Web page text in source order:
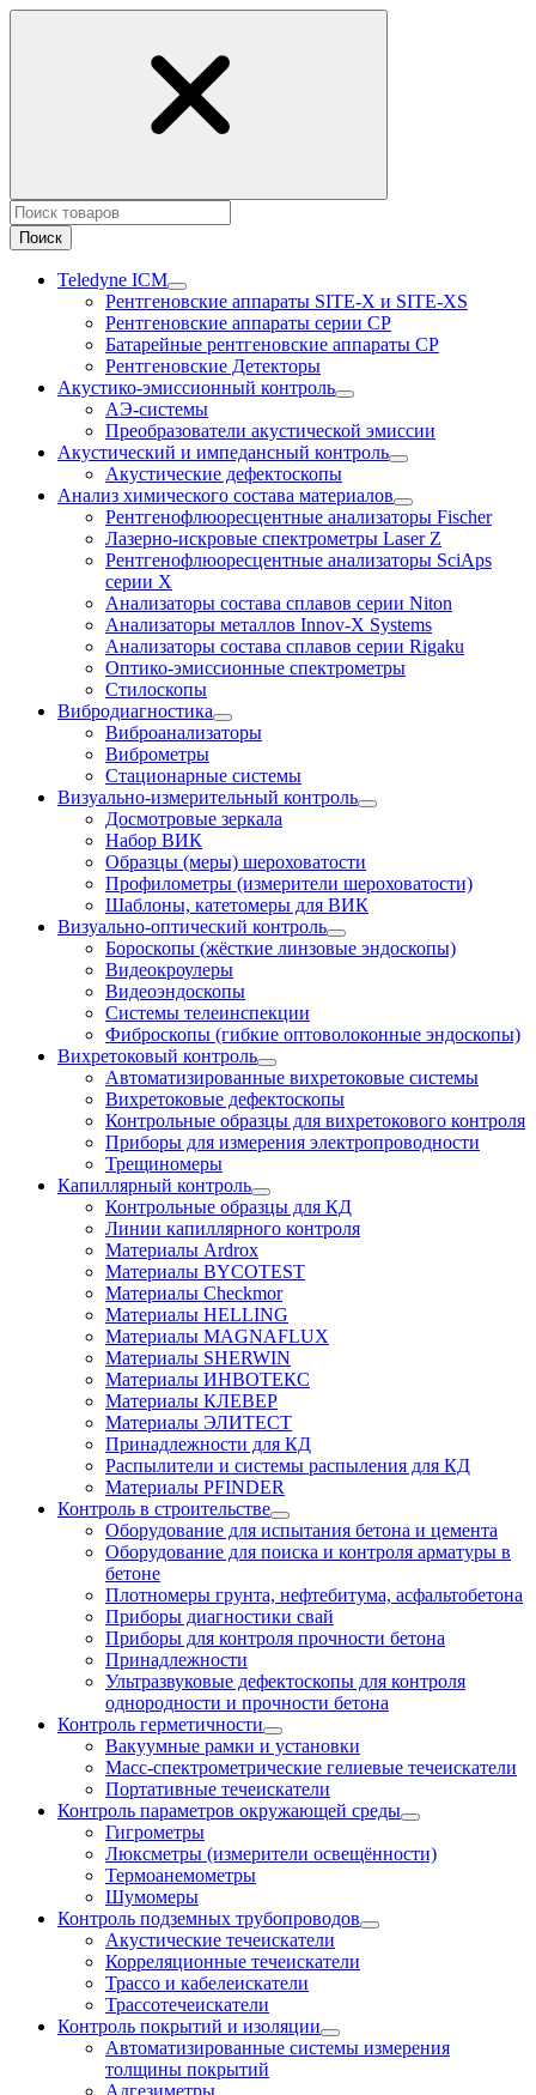
Поиск
Teledyne ICM
Рентгеновские аппараты SITE-X и SITE-XS
Рентгеновские аппараты серии CP
Батарейные рентгеновские аппараты CP
Рентгеновские Детекторы
Акустико-эмисcионный контроль
АЭ-системы
Преобразователи акустической эмиссии
Акустический и импедансный контроль
Акустические дефектоскопы
Анализ химического состава материалов
Рентгенофлюоресцентные анализаторы Fischer
Лазерно-искровые спектрометры Laser Z
Рентгенофлюоресцентные анализаторы SciAps
серии Х
Анализаторы состава сплавов серии Niton
Анализаторы металлов Innov-X Systems
Анализаторы состава сплавов серии Rigaku
Оптико-эмиссионные спектрометры
Стилоскопы
Вибродиагностика
Виброанализаторы
Виброметры
Стационарные системы
Визуально-измерительный контроль
Досмотровые зеркала
Набор ВИК
Образцы (меры) шероховатости
Профилометры (измерители шероховатости)
Шаблоны, катетомеры для ВИК
Визуально-оптический контроль
Бороскопы (жёсткие линзовые эндоскопы)
Видеокроулеры
Видеоэндоскопы
Системы телеинспекции
Фиброскопы (гибкие оптоволоконные эндоскопы)
Вихретоковый контроль
Автоматизированные вихретоковые системы
Вихретоковые дефектоскопы
Контрольные образцы для вихретокового контроля
Приборы для измерения электропроводности
Трещиномеры
Капиллярный контроль
Контрольные образцы для КД
Линии капиллярного контроля
Материалы Ardrox
Материалы BYCOTEST
Материалы Checkmor
Материалы HELLING
Материалы MAGNAFLUX
Материалы SHERWIN
Материалы ИНВОТЕКС
Материалы КЛЕВЕР
Материалы ЭЛИТЕСТ
Принадлежности для КД
Распылители и системы распыления для КД
Материалы PFINDER
Контроль в строительстве
Оборудование для испытания бетона и цемента
Оборудование для поиска и контроля арматуры в
бетоне
Плотномеры грунта, нефтебитума, асфальтобетона
Приборы диагностики свай
Приборы для контроля прочности бетона
Принадлежности
Ультразвуковые дефектоскопы для контроля
однородности и прочности бетона
Контроль герметичности
Вакуумные рамки и установки
Масс-спектрометрические гелиевые течеискатели
Портативные течеискатели
Контроль параметров окружающей среды
Гигрометры
Люксметры (измерители освещённости)
Термоанемометры
Шумомеры
Контроль подземных трубопроводов
Акустические течеискатели
Корреляционные течеискатели
Трассо и кабелеискатели
Трассотечеискатели
Контроль покрытий и изоляции
Автоматизированные системы измерения
толщины покрытий
Адгезиметры